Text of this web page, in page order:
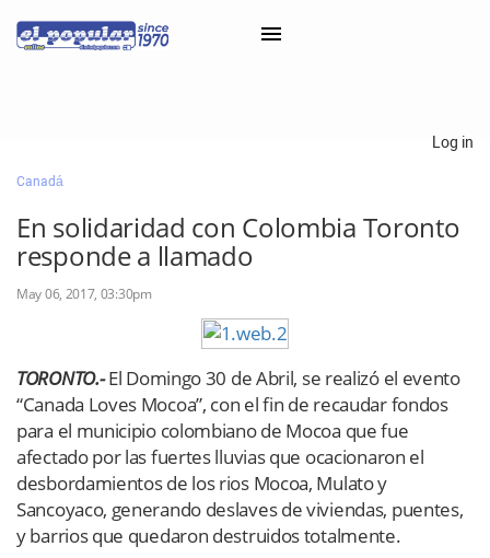
Classifieds
Categorías
Iniciar sesión con Clascal
×
Log in
Canadá
En solidaridad con Colombia Toronto
responde a llamado
May 06, 2017, 03:30pm
TORONTO.-El Domingo 30 de Abril, se realizó el evento
“Canada Loves Mocoa”, con el fin de recaudar fondos
para el municipio colombiano de Mocoa que fue
afectado por las fuertes lluvias que ocacionaron el
desbordamientos de los rios Mocoa, Mulato y
Sancoyaco, generando deslaves de viviendas, puentes,
y barrios que quedaron destruidos totalmente.